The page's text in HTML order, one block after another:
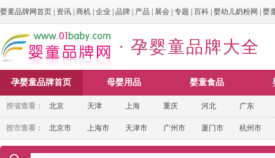
婴童品牌网首页 资讯 商机 企业 品牌 产品 展会 专题 百科 婴幼儿奶粉网 婴
· 孕婴童品牌大全
孕婴童品牌首页 母婴用品 婴童食品
北京 天津 上海 重庆 河北 广东
按省查看：
北京市 上海市 天津市 广州市 厦门市 杭州市
按市查看：